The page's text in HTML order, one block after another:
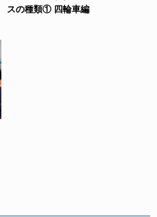
スの種類① 四輪車編